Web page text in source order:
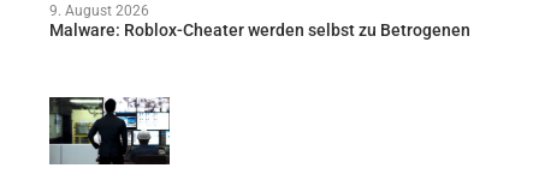
9. August 2026
Malware: Roblox-Cheater werden selbst zu Betrogenen